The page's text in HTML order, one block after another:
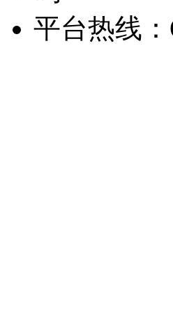
平台热线：